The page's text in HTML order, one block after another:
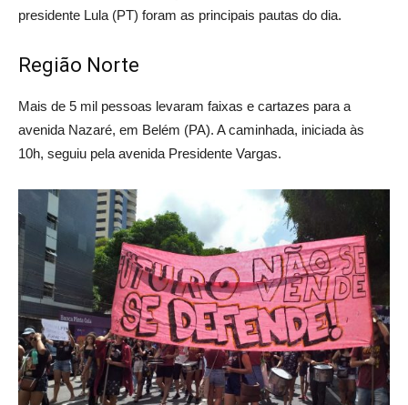
presidente Lula (PT) foram as principais pautas do dia.
Região Norte
Mais de 5 mil pessoas levaram faixas e cartazes para a
avenida Nazaré, em Belém (PA). A caminhada, iniciada às
10h, seguiu pela avenida Presidente Vargas.